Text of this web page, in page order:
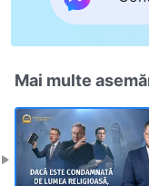
Mai multe